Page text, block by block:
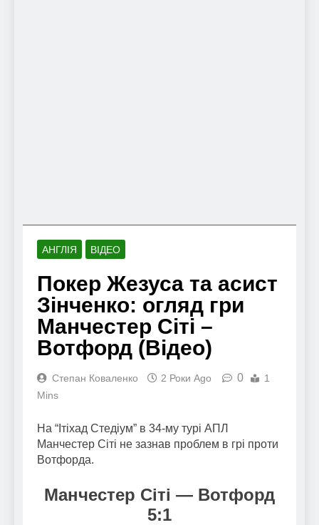
АНГЛІЯ ВІДЕО
Покер Жезуса та асист
Зінченко: огляд гри
Манчестер Сіті –
Вотфорд (Відео)
Степан Коваленко 2 Роки Ago 0
1
Mins
На “Ітіхад Стедіум” в 34-му турі АПЛ
Манчестер Сіті не зазнав проблем в грі проти
Вотфорда.
Манчестер Сіті — Вотфорд
5:1